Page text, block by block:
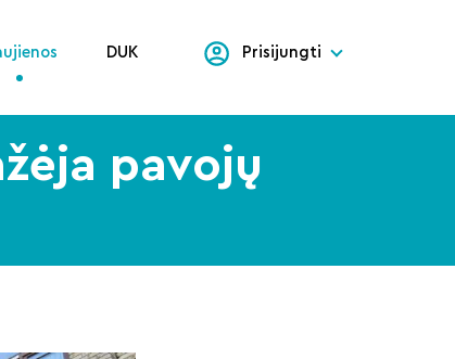
DUK Prisijungti
pavojų